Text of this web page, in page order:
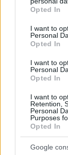
grant or deny
use your data
consent section.
Opted In
I want to
Personal
Opted In
I want to
Personal
Opted In
I want to
Retention,
Personal
Purposes
Opted In
Google
Καρέ-καρέ η
με νεκρούς
08.08.2026, 08:36
Πώς ένα
οδήγησε στα
αρχικατασκόπου